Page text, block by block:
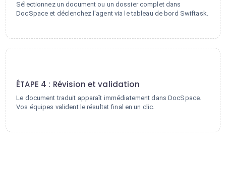
Sélectionnez un document ou un dossier complet dans
DocSpace et déclenchez l'agent via le tableau de bord Swiftask.
ÉTAPE 4 : Révision et validation
Le document traduit apparaît immédiatement dans DocSpace.
Vos équipes valident le résultat final en un clic.